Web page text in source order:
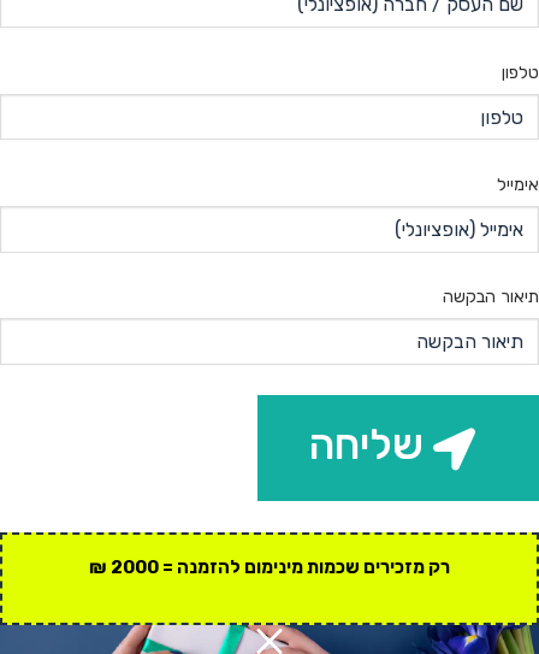
טלפון
אימייל
תיאור הבקשה
שליחה
רק מזכירים שכמות מינימום להזמנה = 2000 ₪